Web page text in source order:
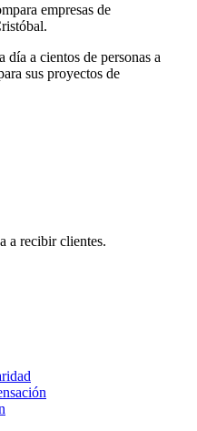
empresas de
día a cientos de personas a
sus proyectos de
a recibir clientes.